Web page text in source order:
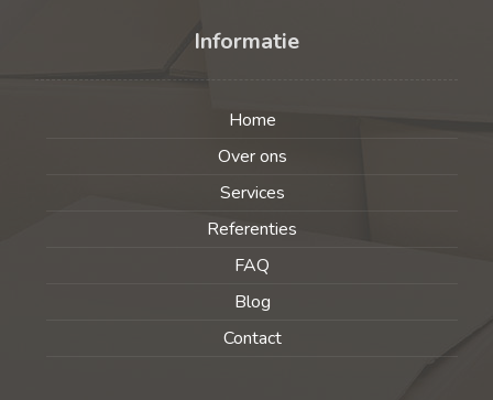
Informatie
Home
Over ons
Services
Referenties
FAQ
Blog
Contact